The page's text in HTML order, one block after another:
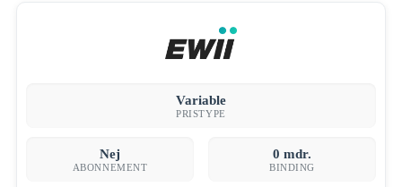
Variable
PRISTYPE
Nej
ABONNEMENT
0 mdr.
BINDING